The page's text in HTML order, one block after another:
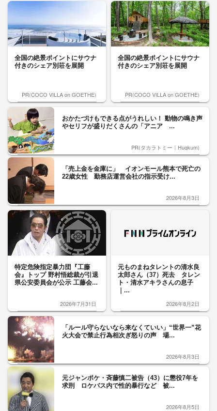
全国の絶景ポイントにサウナ
付きのシェア別荘を展開
PR(COCO VILLA on GOETHE)
全国の絶景ポイントにサウナ
付きのシェア別荘を展開
PR(COCO VILLA on GOETHE)
おかたづけもできる点がうれしい！ 動物の鳴き声
やセリフが盛りだくさんの「アニア ...
PR(タカラトミー｜Hugkum)
「売上金を金庫に」 イオンモール熊本で死亡の
22歳女性 勤務店運営会社の指示受け...
2026年8月3日
特定危険指定暴力団『工藤
会』トップ 野村悟総裁が引退
県公安委員会が公示 工藤会...
2026年7月31日
元ものまねタレントの清水良
太郎さん（37）死去 タレン
ト・清水アキラさんの息子
｜...
2026年8月2日
「ルール守らないなら来なくていい」“世界一”花
火大会で禁止行為相次ぎ怒りの声 場...
2026年8月3日
元ジャンポケ・斉藤慎二被告（43）に懲役7年を
求刑 ロケバス内で性的暴行など 被...
2026年8月5日